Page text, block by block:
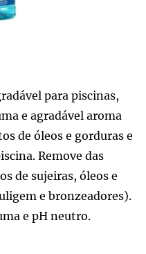
para piscinas,
e agradável aroma
de óleos e gorduras e
Remove das
de sujeiras, óleos e
e bronzeadores).
e pH neutro.